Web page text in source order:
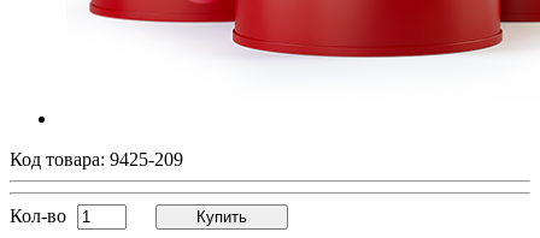
Код товара: 9425-209
Кол-во Купить